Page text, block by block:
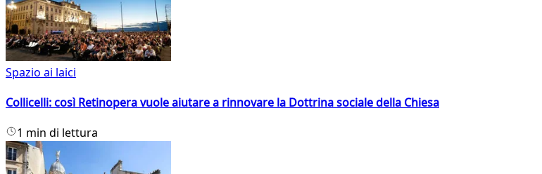
Spazio ai laici
Collicelli: così Retinopera vuole aiutare a rinnovare la Dottrina sociale della Chiesa
1 min di lettura